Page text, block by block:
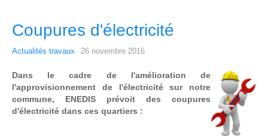
Coupures d'électricité
Actualités travaux 26 novembre 2016
Dans le cadre de l'amélioration de
l'approvisionnement de l'électricité sur notre
commune, ENEDIS prévoit des coupures
d'électricité dans ces quartiers :